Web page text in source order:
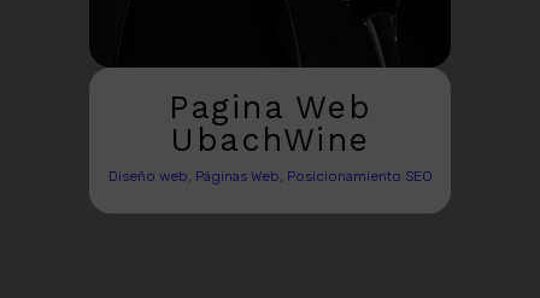
Pagina Web
UbachWine
Diseño web, Páginas Web, Posicionamiento SEO